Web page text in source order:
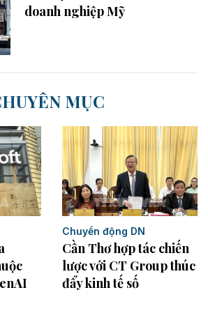
doanh nghiệp Mỹ
MỤC
Chuyển động DN
Cần Thơ hợp tác chiến
lược với CT Group thúc
đẩy kinh tế số